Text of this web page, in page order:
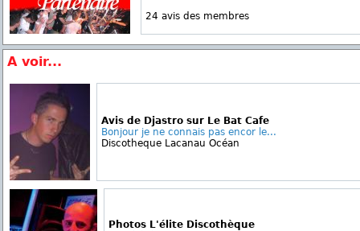
24 avis des membres
A voir...
Avis de Djastro sur Le Bat Cafe
Bonjour je ne connais pas encor le...
Discotheque Lacanau Océan
Photos L'élite Discothèque